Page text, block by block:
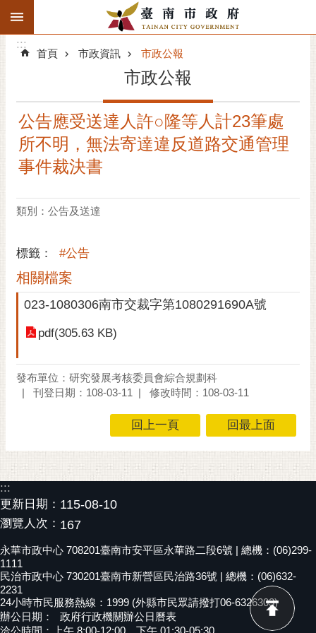
跳到主要內容區塊
搜
階
精彩府城
市府動態
市政資訊
市民互動
哲
螢
桐
祭
站
導
覽
訂
:::
:::
首頁 市政資訊 市政公報
市政公報
公告應受送達人許○隆等人計23筆處
所不明，無法寄達違反道路交通管理
事件裁決書
類別：公告及送達
標籤： #公告
相關檔案
023-1080306南市交裁字第1080291690A號
pdf(305.63 KB)
發布單位：研究發展考核委員會綜合規劃科
刊登日期：108-03-11
修改時間：108-03-11
回上一頁 回最上面
:::
更新日期： 115-08-10
瀏覽人次： 167
永華市政中心 708201臺南市安平區永華路二段6號 | 總機：(06)299-
1111
民治市政中心 730201臺南市新營區民治路36號 | 總機：(06)632-
2231
24小時市民服務熱線：1999 (外縣市民眾請撥打06-6326303)
辦公日期：
政府行政機關辦公日曆表
洽公時間：上午 8:00-12:00，下午 01:30-05:30